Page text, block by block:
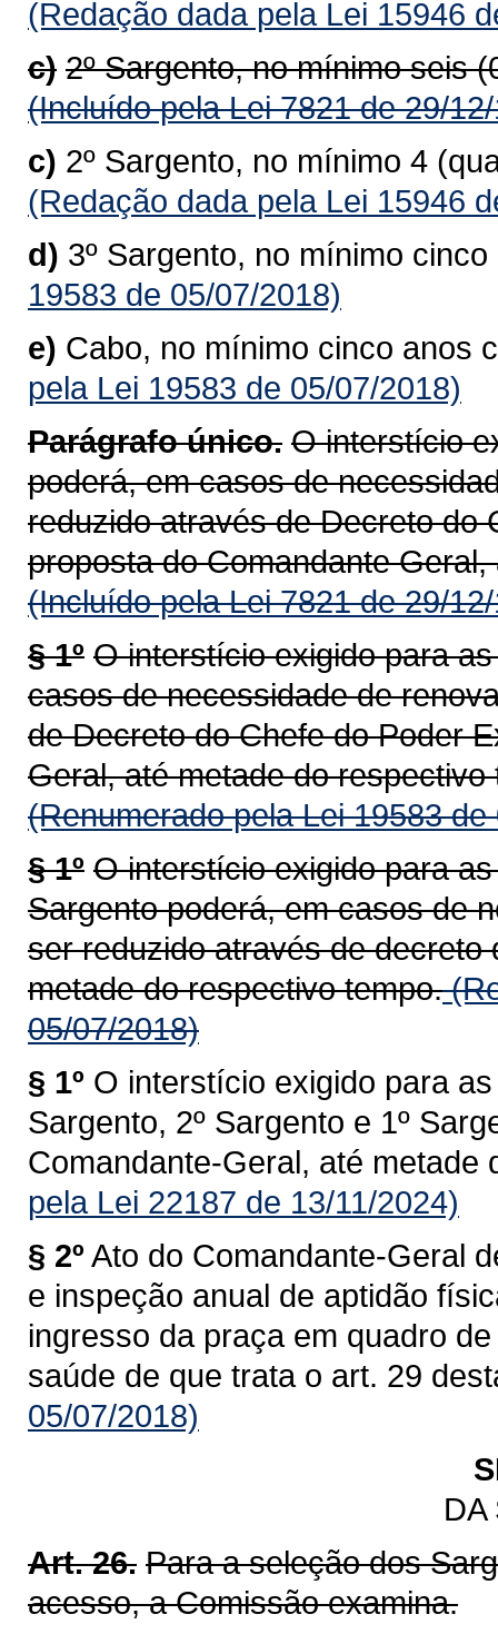
(Redação dada pela Lei 15946
c) 2º Sargento, no mínimo seis
(Incluído pela Lei 7821 de 29/
c) 2º Sargento, no mínimo 4
(Redação dada pela Lei 15946
d) 3º Sargento, no mínimo
19583 de 05/07/2018)
e) Cabo, no mínimo cinco anos
pela Lei 19583 de 05/07/2018)
Parágrafo único. O interstício
poderá, em casos de
reduzido através de Decreto do
proposta do Comandante
(Incluído pela Lei 7821 de 29/
§ 1º O interstício exigido para
casos de necessidade de
de Decreto do Chefe do Poder
Geral, até metade do respectivo
(Renumerado pela Lei 19583 de
§ 1º O interstício exigido para
Sargento poderá, em casos de
ser reduzido através de
metade do respectivo tempo.
05/07/2018)
§ 1º O interstício exigido para
Sargento, 2º Sargento e 1º
Comandante-Geral, até metade
pela Lei 22187 de 13/11/2024)
§ 2º Ato do Comandante-Geral
e inspeção anual de aptidão
ingresso da praça em quadro
saúde de que trata o art. 29
05/07/2018)
DA
Art. 26. Para a seleção dos
acesso, a Comissão examina.